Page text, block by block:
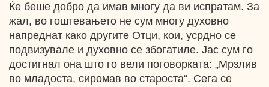
Ќе беше добро да имав многу да ви испратам. За
жал, во гоштевањето не сум многу духовно
напреднат како другите Отци, кои, усрдно се
подвизувале и духовно се збогатиле. Јас сум го
достигнал она што го вели поговорката: „Мрзлив
во младоста, сиромав во староста“. Сега се